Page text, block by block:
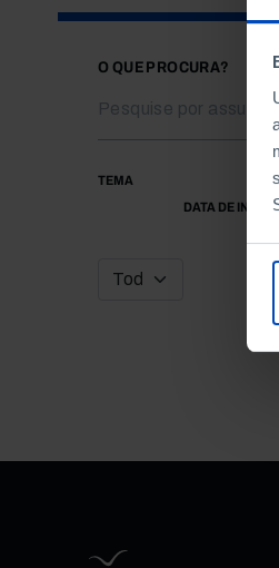
O QUE PROCURA?
TEMA
DATA DE INÍCIO